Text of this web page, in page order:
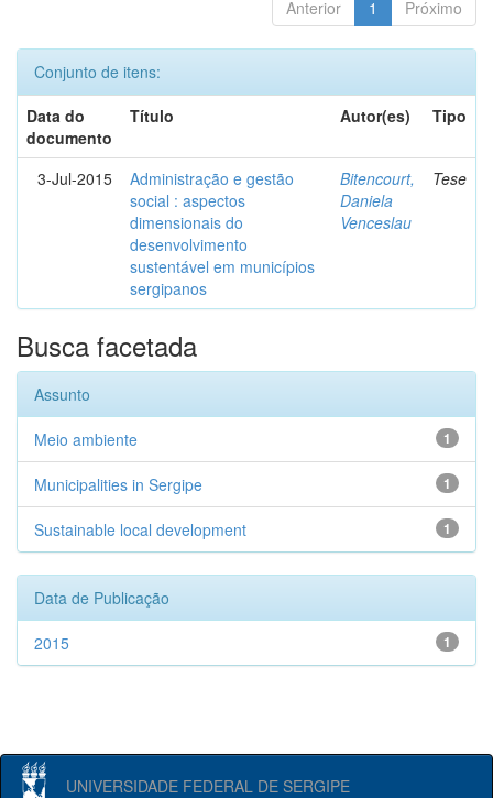
Anterior 1 Próximo
Conjunto de itens:
Data do
documento
Título Autor(es) Tipo
3-Jul-2015
Administração e gestão
social : aspectos
dimensionais do
desenvolvimento
sustentável em municípios
sergipanos
Bitencourt,
Daniela
Venceslau
Tese
Busca facetada
Assunto
1
Meio ambiente
1
Municipalities in Sergipe
1
Sustainable local development
Data de Publicação
1
2015
UNIVERSIDADE FEDERAL DE SERGIPE